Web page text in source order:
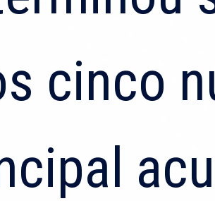
cinco
cinco